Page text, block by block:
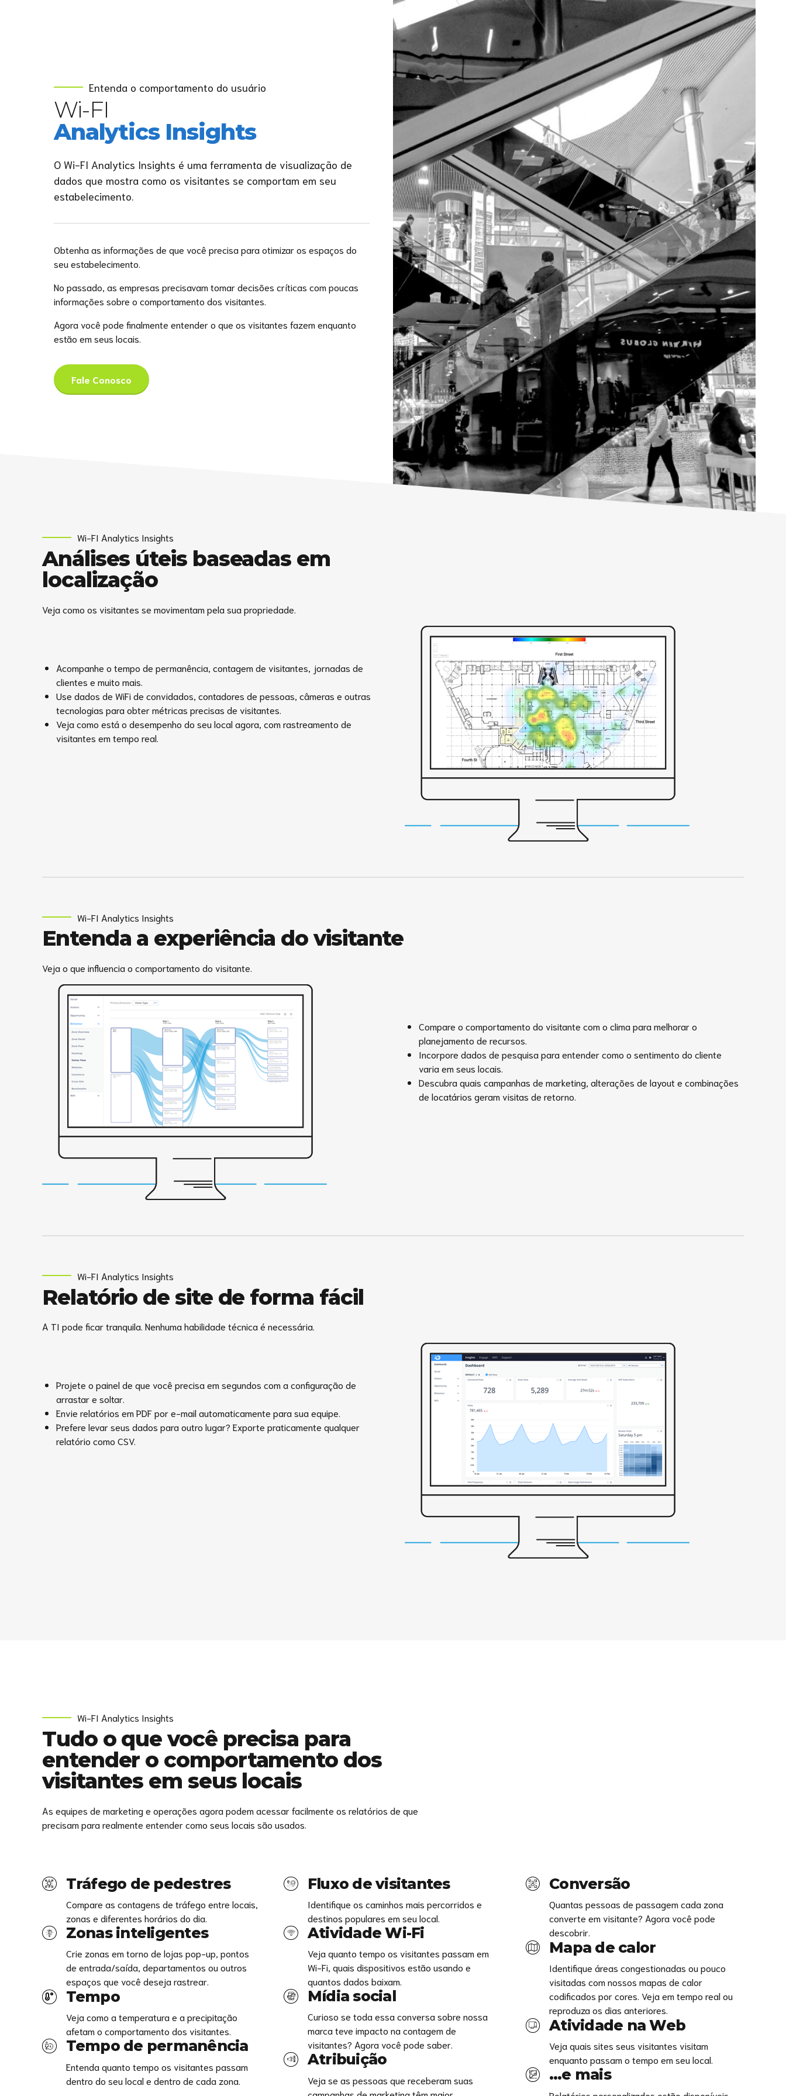
Entenda o comportamento do usuário
Wi-FI
Analytics Insights
O Wi-FI Analytics Insights é uma ferramenta de visualização de
dados que mostra como os visitantes se comportam em seu
estabelecimento.
Obtenha as informações de que você precisa para otimizar os espaços do
seu estabelecimento.
No passado, as empresas precisavam tomar decisões críticas com poucas
informações sobre o comportamento dos visitantes.
Agora você pode finalmente entender o que os visitantes fazem enquanto
estão em seus locais.
Fale Conosco
Wi-FI Analytics Insights
Análises úteis baseadas em
localização
Veja como os visitantes se movimentam pela sua propriedade.
Acompanhe o tempo de permanência, contagem de visitantes, jornadas de
clientes e muito mais.
Use dados de WiFi de convidados, contadores de pessoas, câmeras e outras
tecnologias para obter métricas precisas de visitantes.
Veja como está o desempenho do seu local agora, com rastreamento de
visitantes em tempo real.
Wi-FI Analytics Insights
Entenda a experiência do visitante
Veja o que influencia o comportamento do visitante.
Compare o comportamento do visitante com o clima para melhorar o
planejamento de recursos.
Incorpore dados de pesquisa para entender como o sentimento do cliente
varia em seus locais.
Descubra quais campanhas de marketing, alterações de layout e combinações
de locatários geram visitas de retorno.
Wi-FI Analytics Insights
Relatório de site de forma fácil
A TI pode ficar tranquila. Nenhuma habilidade técnica é necessária.
Projete o painel de que você precisa em segundos com a configuração de
arrastar e soltar.
Envie relatórios em PDF por e-mail automaticamente para sua equipe.
Prefere levar seus dados para outro lugar? Exporte praticamente qualquer
relatório como CSV.
Wi-FI Analytics Insights
Tudo o que você precisa para
entender o comportamento dos
visitantes em seus locais
As equipes de marketing e operações agora podem acessar facilmente os relatórios de que
precisam para realmente entender como seus locais são usados.
Tráfego de pedestres
Compare as contagens de tráfego entre locais,
zonas e diferentes horários do dia.
Zonas inteligentes
Crie zonas em torno de lojas pop-up, pontos
de entrada/saída, departamentos ou outros
espaços que você deseja rastrear.
Tempo
Veja como a temperatura e a precipitação
afetam o comportamento dos visitantes.
Tempo de permanência
Entenda quanto tempo os visitantes passam
dentro do seu local e dentro de cada zona.
Fluxo de visitantes
Identifique os caminhos mais percorridos e
destinos populares em seu local.
Atividade Wi-Fi
Veja quanto tempo os visitantes passam em
Wi-Fi, quais dispositivos estão usando e
quantos dados baixam.
Mídia social
Curioso se toda essa conversa sobre nossa
marca teve impacto na contagem de
visitantes? Agora você pode saber.
Atribuição
Veja se as pessoas que receberam suas
Conversão
Quantas pessoas de passagem cada zona
converte em visitante? Agora você pode
descobrir.
Mapa de calor
Identifique áreas congestionadas ou pouco
visitadas com nossos mapas de calor
codificados por cores. Veja em tempo real ou
reproduza os dias anteriores.
Atividade na Web
Veja quais sites seus visitantes visitam
enquanto passam o tempo em seu local.
…e mais